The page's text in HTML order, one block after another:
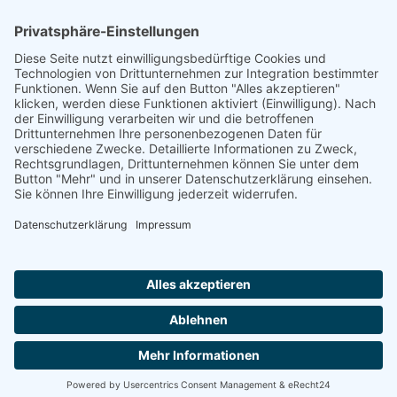
Footer
Cookie-Einstellungen Datenschutz
Impressum
intern
by